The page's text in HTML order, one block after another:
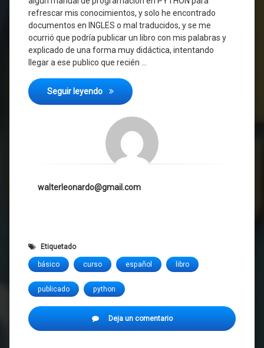
refrescar mis conocimientos, y solo he encontrado
documentos en INGLES o mal traducidos, y se me
ocurrió que podría publicar un libro con mis palabras y
explicado de una forma muy didáctica, intentando
llegar a ese publico que recién …
Seguir leyendo Comenzando con Python
walterleonardo@gmail.com
Etiquetado
básico curso español libro
publicado python
Deja un comentarioen